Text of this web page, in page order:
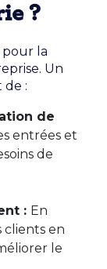
?
pour la
Un
:
de
entrées et
de
: En
clients en
le